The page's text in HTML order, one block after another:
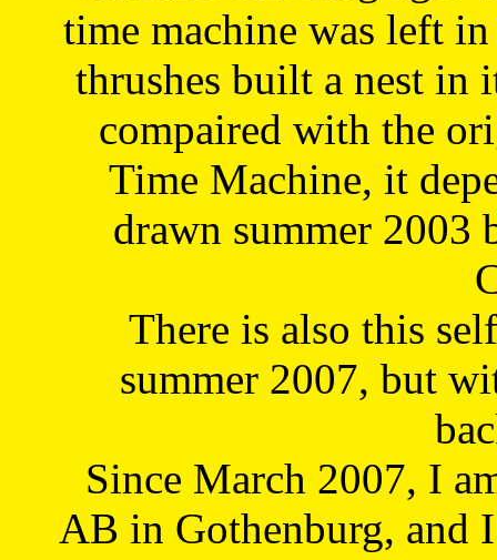
time machine was left
thrushes built a nest in
compaired with the
Time Machine, it
drawn summer 2003
There is also this
summer 2007, but
Since March 2007, I
AB in Gothenburg, and